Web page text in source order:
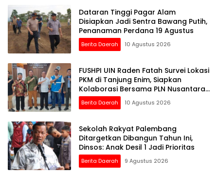
Dataran Tinggi Pagar Alam
Disiapkan Jadi Sentra Bawang Putih,
Penanaman Perdana 19 Agustus
Berita Daerah 10 Agustus 2026
FUSHPI UIN Raden Fatah Survei Lokasi
PKM di Tanjung Enim, Siapkan
Kolaborasi Bersama PLN Nusantara
Power UP Bukit Asam
Berita Daerah 10 Agustus 2026
Sekolah Rakyat Palembang
Ditargetkan Dibangun Tahun Ini,
Dinsos: Anak Desil 1 Jadi Prioritas
Berita Daerah 9 Agustus 2026